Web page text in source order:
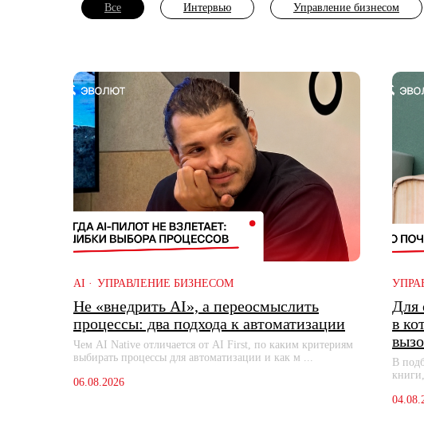
Все Интервью Управление бизнесом
AI УПРАВЛЕНИЕ БИЗНЕСОМ
Не «внедрить AI», а переосмыслить
процессы: два подхода к автоматизации
Чем AI Native отличается от AI First, по каким критериям
выбирать процессы для автоматизации и как м ...
06.08.2026
Для
в
В